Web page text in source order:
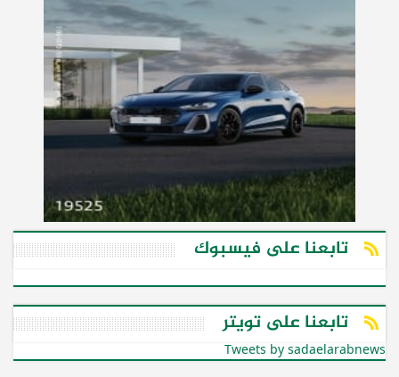
تابعنا على فيسبوك
تابعنا على تويتر
Tweets by sadaelarabnews